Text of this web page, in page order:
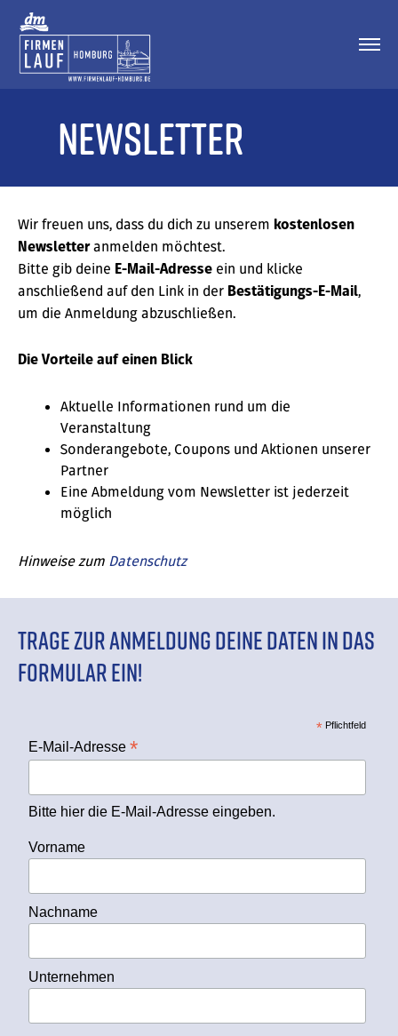
newsletter
Wir freuen uns, dass du dich zu unserem kostenlosen
Newsletteranmelden möchtest.
Bitte gib deine E-Mail-Adresseein und klicke
anschließend auf den Link in der Bestätigungs-E-Mail,
um die Anmeldung abzuschließen.
Die Vorteile auf einen Blick
Aktuelle Informationen rund um die
Veranstaltung
Sonderangebote, Coupons und Aktionen unserer
Partner
Eine Abmeldung vom Newsletter ist jederzeit
möglich
Hinweise zum Datenschutz
Trage zur Anmeldung deine Daten in das
Formular ein!
* Pflichtfeld
E-Mail-Adresse*
Bitte hier die E-Mail-Adresse eingeben.
Vorname
Nachname
Unternehmen